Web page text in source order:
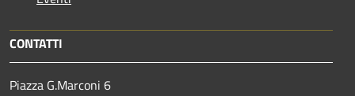
CONTATTI
Piazza G.Marconi 6